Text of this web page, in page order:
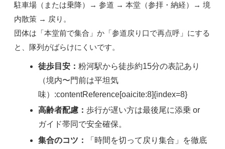
駐車場（または乗降）→ 参道 → 本堂（参拝・納経）→ 境
内散策 → 戻り。
団体は「本堂前で集合」か「参道戻り口で再点呼」にする
と、隊列がばらけにくいです。
徒歩目安：粉河駅から徒歩約15分の表記あり
（境内〜門前は平坦気
味）:contentReference[oaicite:8]{index=8}
高齢者配慮：歩行が遅い方は最後尾に添乗 or
ガイド帯同で安全確保。
集合のコツ：
「時間を切って戻り集合」を徹底